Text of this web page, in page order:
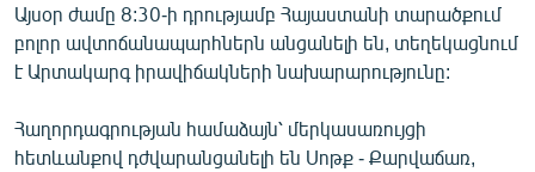
ԿՈՐՈՆԱՎԻՐՈՒՍ
ԱՐԽԻՎ
ԲԱՆԱՎԵՃ
Այսօր ժամը 8:30-ի դրությամբ Հայաստանի տարածքում
բոլոր ավտոճանապարհներն անցանելի են, տեղեկացնում
է Արտակարգ իրավիճակների նախարարությունը:
Հաղորդագրության համաձայն՝ մերկասառույցի
հետևանքով դժվարանցանելի են Սոթք - Քարվաճառ,